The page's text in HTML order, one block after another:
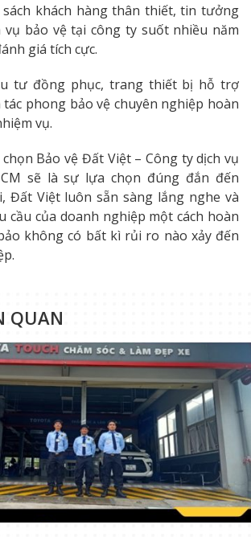
sách khách hàng thân thiết, tin tưởng
vụ bảo vệ tại công ty suốt nhiều năm
giá tích cực.
tư đồng phục, trang thiết bị hỗ trợ
phong bảo vệ chuyên nghiệp hoàn
vụ.
Bảo vệ Đất Việt – Công ty dịch vụ
sẽ là sự lựa chọn đúng đắn đến
Đất Việt luôn sẵn sàng lắng nghe và
cầu của doanh nghiệp một cách hoàn
không có bất kì rủi ro nào xảy đến
QUAN